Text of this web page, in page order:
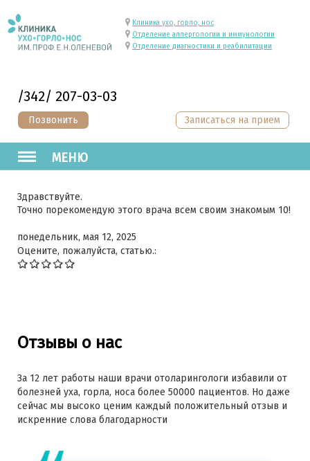
/342/ 207-03-03
Позвонить
Клиника ухо, горло, нос
Отделение аллергологии и иммунологии
Отделение диагностики и реабилитации
МЕНЮ
Записаться на прием
Здравствуйте.
Точно порекомендую этого врача всем своим знакомым 10!
понедельник, мая 12, 2025
Оцените, пожалуйста, статью.:
Отзывы о нас
За 12 лет работы наши врачи отоларингологи избавили от
болезней уха, горла, носа более 50000 пациентов. Но даже
сейчас мы высоко ценим каждый положительный отзыв и
искренние слова благодарности